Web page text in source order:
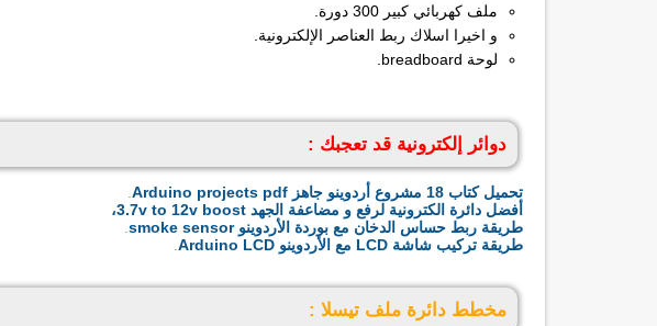
ملف كهربائي كبير 300 دورة.
و اخيرا اسلاك ربط العناصر الإلكترونية.
لوحة breadboard.
دوائر إلكترونية قد تعجبك :
تحميل كتاب 18 مشروع أردوينو جاهز Arduino projects pdf
أفضل دائرة الكترونية لرفع و مضاعفة الجهد 3.7v to 12v boost،
طريقة ربط حساس الدخان مع بوردة الأردوينو smoke sensor
طريقة تركيب شاشة LCD مع الأردوينو Arduino LCD
مخطط دائرة ملف تيسلا :